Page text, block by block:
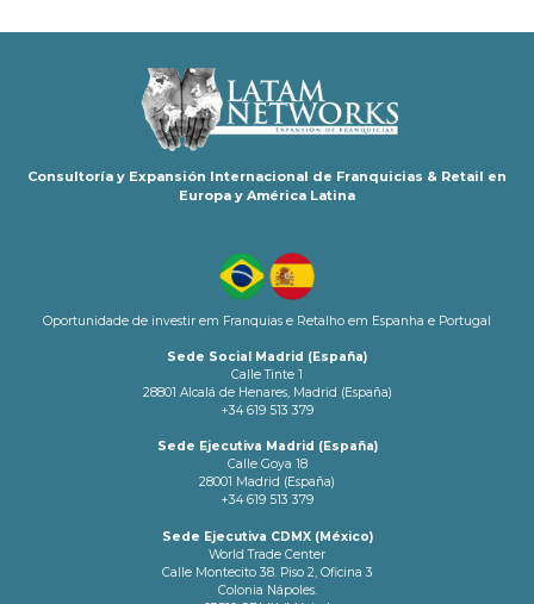
Consultoría y Expansión Internacional de Franquicias & Retail en
Europa y América Latina
Oportunidade de investir em Franquias e Retalho em Espanha e Portugal
Sede Social Madrid (España)
Calle Tinte 1
28801 Alcalá de Henares, Madrid (España)
+34 619 513 379
Sede Ejecutiva Madrid (España)
Calle Goya 18
28001 Madrid (España)
+34 619 513 379
Sede Ejecutiva CDMX (México)
World Trade Center
Calle Montecito 38. Piso 2, Oficina 3
Colonia Nápoles.